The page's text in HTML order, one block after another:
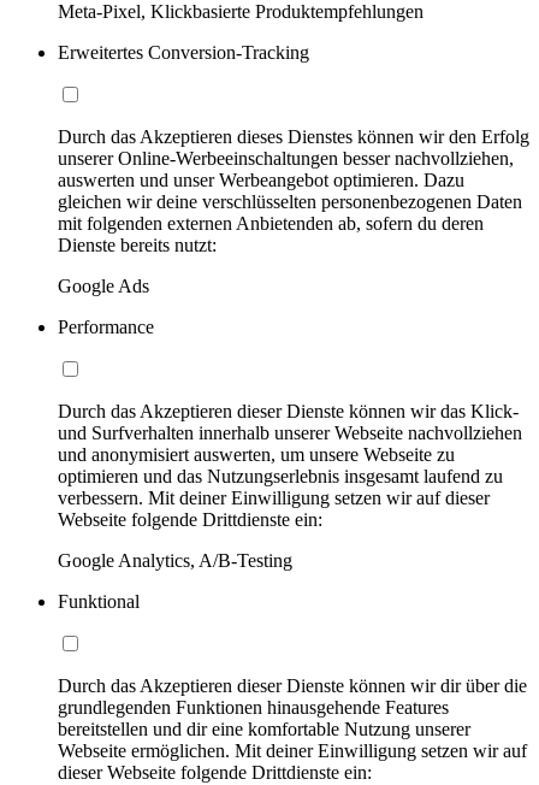
Meta-Pixel, Klickbasierte Produktempfehlungen
Erweitertes Conversion-Tracking
Durch das Akzeptieren dieses Dienstes können wir den Erfolg
unserer Online-Werbeeinschaltungen besser nachvollziehen,
auswerten und unser Werbeangebot optimieren. Dazu
gleichen wir deine verschlüsselten personenbezogenen Daten
mit folgenden externen Anbietenden ab, sofern du deren
Dienste bereits nutzt:
Google Ads
Performance
Durch das Akzeptieren dieser Dienste können wir das Klick-
und Surfverhalten innerhalb unserer Webseite nachvollziehen
und anonymisiert auswerten, um unsere Webseite zu
optimieren und das Nutzungserlebnis insgesamt laufend zu
verbessern. Mit deiner Einwilligung setzen wir auf dieser
Webseite folgende Drittdienste ein:
Google Analytics, A/B-Testing
Funktional
Durch das Akzeptieren dieser Dienste können wir dir über die
grundlegenden Funktionen hinausgehende Features
bereitstellen und dir eine komfortable Nutzung unserer
Webseite ermöglichen. Mit deiner Einwilligung setzen wir auf
dieser Webseite folgende Drittdienste ein: